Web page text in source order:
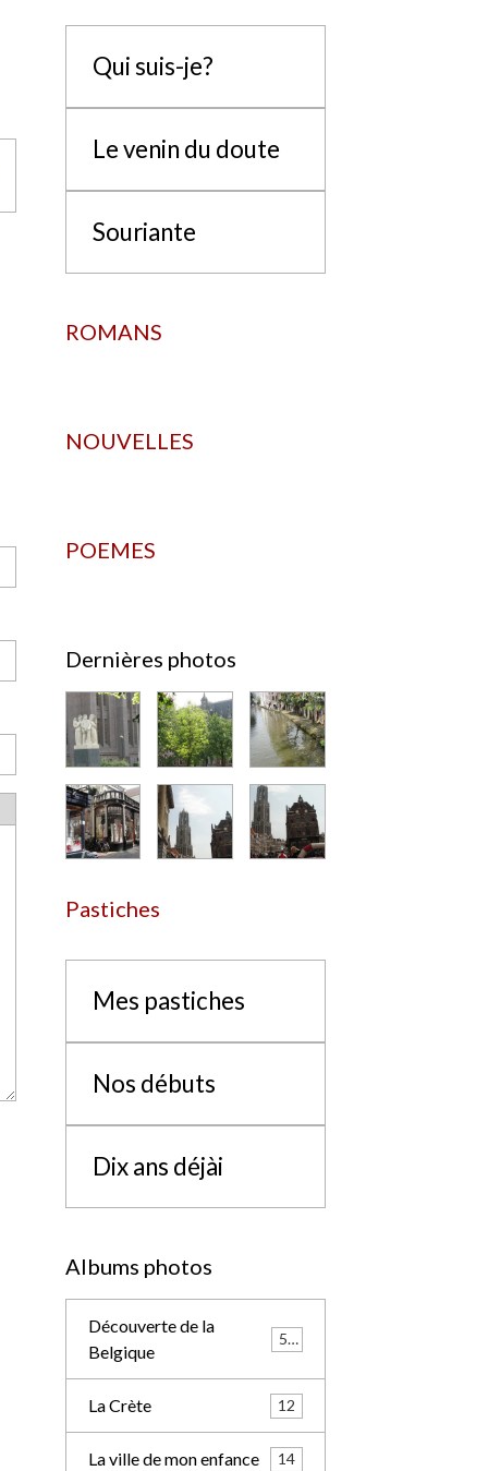
Qui suis-je?
Le venin du doute
Souriante
ROMANS
NOUVELLES
POEMES
Dernières photos
Pastiches
Mes pastiches
Nos débuts
Dix ans déjài
Albums photos
Découverte de la
Belgique
57
La Crète 12
La ville de mon enfance 14